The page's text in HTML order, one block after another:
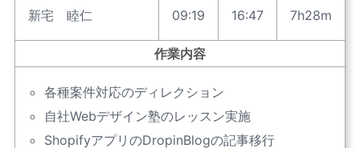
新宅 睦仁 09:19 16:47 7h28m
作業内容
各種案件対応のディレクション
自社Webデザイン塾のレッスン実施
ShopifyアプリのDropinBlogの記事移行